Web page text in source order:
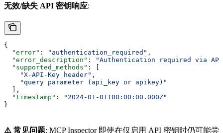
无效/缺失 API 密钥响应:
{
  "error"
: "authentication_required" ,
  "error_description"
:
"Authentication required via
  "supported_methods"
: [
    "X-API-Key header"
,
    "query parameter (api_key or apikey)"
  ],
  "timestamp"
:
"2024-01-01T00:00:00.000Z"
}
⚠️ 常见问题: MCP Inspector 即使在仅启用 API 密钥时仍可能尝